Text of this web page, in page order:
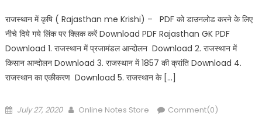
राजस्थान में कृषि ( Rajasthan me Krishi) – PDF को डाउनलोड करने के लिए
नीचे दिये गये लिंक पर क्लिक करें Download PDF Rajasthan GK PDF
Download 1. राजस्थान में प्रजामंडल आन्दोलन Download 2. राजस्थान में
किसान आन्दोलन Download 3. राजस्थान में 1857 की क्रांति Download 4.
राजस्थान का एकीकरण Download 5. राजस्थान के […]
Posted
July 27, 2020 Author
Online Notes Store Comment(0)